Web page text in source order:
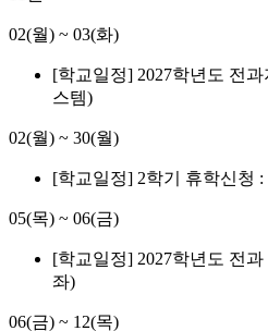
02(월) ~ 03(화)
[학교일정] 2027학년도 전
스템)
02(월) ~ 30(월)
[학교일정] 2학기 휴학신청
05(목) ~ 06(금)
[학교일정] 2027학년도 전
좌)
06(금) ~ 12(목)